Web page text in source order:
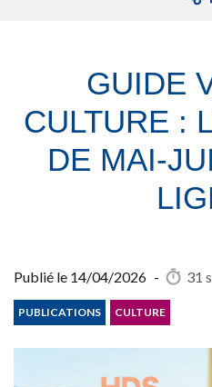
GUIDE
CULTURE :
DE MAI-
Publié le 14/04/2026 - 31 s
PUBLICATIONS CULTURE